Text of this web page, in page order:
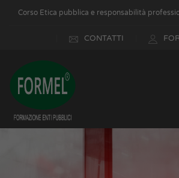
Corso Etica pubblica e responsabilità
CONTATTI